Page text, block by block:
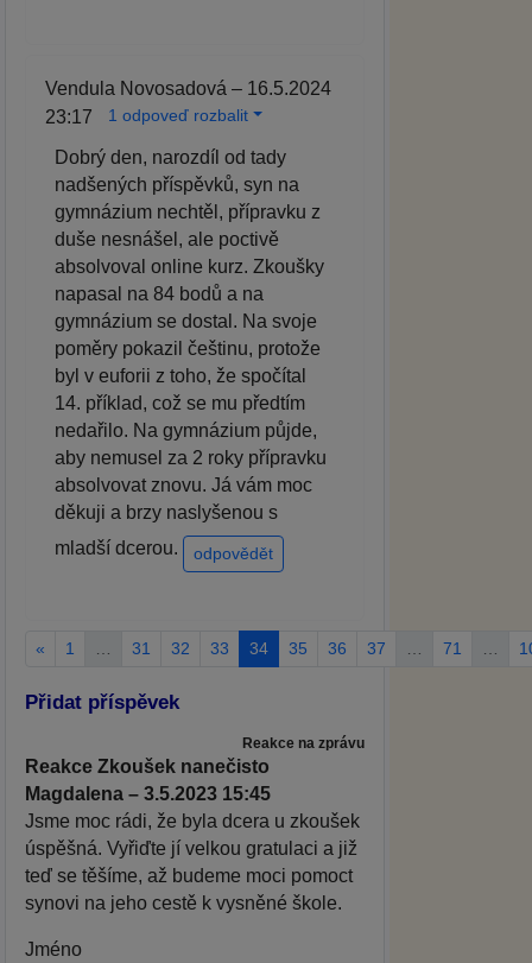
Vendula Novosadová – 16.5.2024
23:17
1 odpoveď rozbalit
Dobrý den, narozdíl od tady
nadšených příspěvků, syn na
gymnázium nechtěl, přípravku z
duše nesnášel, ale poctivě
absolvoval online kurz. Zkoušky
napasal na 84 bodů a na
gymnázium se dostal. Na svoje
poměry pokazil češtinu, protože
byl v euforii z toho, že spočítal
14. příklad, což se mu předtím
nedařilo. Na gymnázium půjde,
aby nemusel za 2 roky přípravku
absolvovat znovu. Já vám moc
děkuji a brzy naslyšenou s
mladší dcerou.
odpovědět
« 1 31 32 33 34 35 36 37 71
Přidat příspěvek
Reakce na zprávu
Reakce Zkoušek nanečisto
Magdalena – 3.5.2023 15:45
Jsme moc rádi, že byla dcera u zkoušek
úspěšná. Vyřiďte jí velkou gratulaci a již
teď se těšíme, až budeme moci pomoct
synovi na jeho cestě k vysněné škole.
Jméno